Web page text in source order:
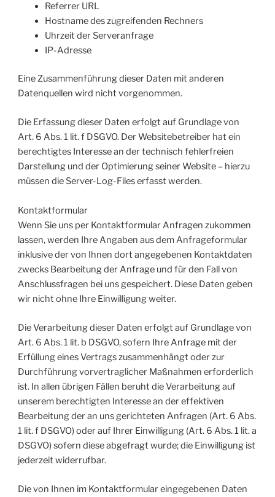
Referrer URL
Hostname des zugreifenden Rechners
Uhrzeit der Serveranfrage
IP-Adresse
Eine Zusammenführung dieser Daten mit anderen
Datenquellen wird nicht vorgenommen.
Die Erfassung dieser Daten erfolgt auf Grundlage von
Art. 6 Abs. 1 lit. f DSGVO. Der Websitebetreiber hat ein
berechtigtes Interesse an der technisch fehlerfreien
Darstellung und der Optimierung seiner Website – hierzu
müssen die Server-Log-Files erfasst werden.
Kontaktformular
Wenn Sie uns per Kontaktformular Anfragen zukommen
lassen, werden Ihre Angaben aus dem Anfrageformular
inklusive der von Ihnen dort angegebenen Kontaktdaten
zwecks Bearbeitung der Anfrage und für den Fall von
Anschlussfragen bei uns gespeichert. Diese Daten geben
wir nicht ohne Ihre Einwilligung weiter.
Die Verarbeitung dieser Daten erfolgt auf Grundlage von
Art. 6 Abs. 1 lit. b DSGVO, sofern Ihre Anfrage mit der
Erfüllung eines Vertrags zusammenhängt oder zur
Durchführung vorvertraglicher Maßnahmen erforderlich
ist. In allen übrigen Fällen beruht die Verarbeitung auf
unserem berechtigten Interesse an der effektiven
Bearbeitung der an uns gerichteten Anfragen (Art. 6 Abs.
1 lit. f DSGVO) oder auf Ihrer Einwilligung (Art. 6 Abs. 1 lit. a
DSGVO) sofern diese abgefragt wurde; die Einwilligung ist
jederzeit widerrufbar.
Die von Ihnen im Kontaktformular eingegebenen Daten